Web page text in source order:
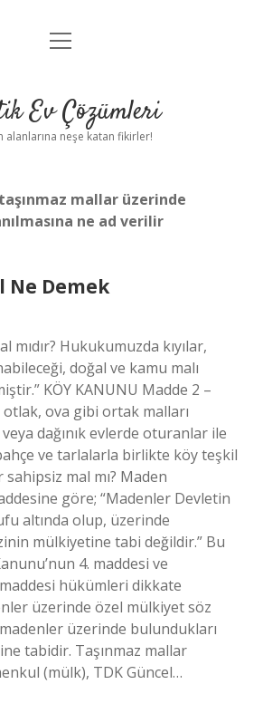
Anasayfa
Yasal Uyarı
menüyü
Ev Çözümleri
alanlarına neşe katan fikirler!
mallar üzerinde
ne ad verilir
Ne Demek
mıdır? Hukukumuzda kıyılar,
doğal ve kamu malı
KÖY KANUNU Madde 2 –
ova gibi ortak malları
dağınık evlerde oturanlar ile
ve tarlalarla birlikte köy teşkil
mal mı? Maden
göre; “Madenler Devletin
altında olup, üzerinde
mülkiyetine tabi değildir.” Bu
4. maddesi ve
maddesi hükümleri dikkate
üzerinde özel mülkiyet söz
üzerinde bulundukları
tabidir. Taşınmaz mallar
(mülk), TDK Güncel…